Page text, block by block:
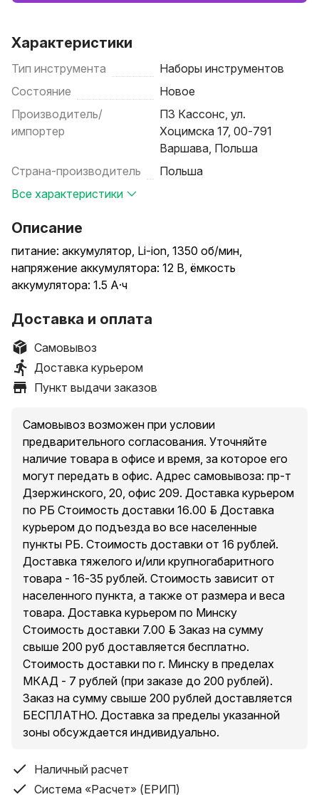
Характеристики
Тип инструмента
Наборы инструментов
Состояние
Новое
Производитель/
импортер
ПЗ Кассонс, ул.
Хоцимска 17, 00-791
Варшава, Польша
Страна-производитель
Польша
Все характеристики
Описание
питание: аккумулятор, Li-ion, 1350 об/мин,
напряжение аккумулятора: 12 В, ёмкость
аккумулятора: 1.5 А·ч
Доставка и оплата
Самовывоз
Доставка курьером
Пункт выдачи заказов
Самовывоз возможен при условии
предварительного согласования. Уточняйте
наличие товара в офисе и время, за которое его
могут передать в офис. Адрес самовывоза: пр-т
Дзержинского, 20, офис 209. Доставка курьером
по РБ Стоимость доставки 16.00 руб. Доставка
курьером до подъезда во все населенные
пункты РБ. Стоимость доставки от 16 рублей.
Доставка тяжелого и/или крупногабаритного
товара - 16-35 рублей. Стоимость зависит от
населенного пункта, а также от размера и веса
товара. Доставка курьером по Минску
Стоимость доставки 7.00 руб. Заказ на сумму
свыше 200 руб доставляется бесплатно.
Стоимость доставки по г. Минску в пределах
МКАД - 7 рублей (при заказе до 200 рублей).
Заказ на сумму свыше 200 рублей доставляется
БЕСПЛАТНО. Доставка за пределы указанной
зоны обсуждается индивидуально.
Наличный расчет
Система «Расчет» (ЕРИП)